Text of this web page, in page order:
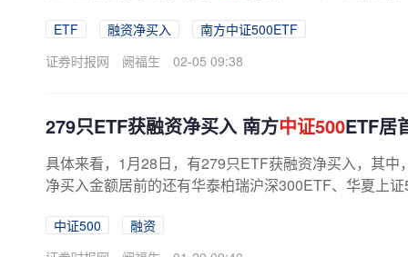
ETF 融资净买入
南方中证500ETF
证券时报网
阙福生 02-05 09:38
279只ETF获融资净买入 南方中证500ETF居
具体来看，1月28日，有279只ETF获融资净买入，其中
净买入金额居前的还有华泰柏瑞沪深300ETF、华夏上
中证500
融资